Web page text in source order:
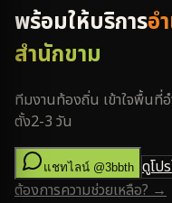
พร้อมให้บริการอ
สำนักขาม
ทีมงานท้องถิ่น เข้าใจพื้นที่
ตั้ง2-3 วัน
แชทไลน์ @3bbth ดูโป
ต้องการความช่วยเหลือ? →